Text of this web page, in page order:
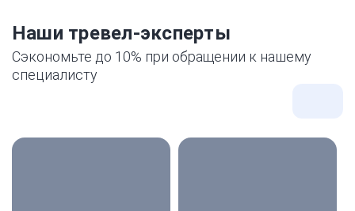
Наши тревел-эксперты
Сэкономьте до 10% при обращении к нашему
специалисту